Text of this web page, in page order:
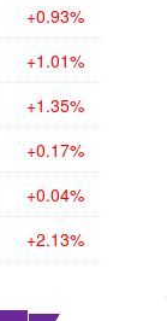
+0.93%
+1.01%
+1.35%
+0.17%
+0.04%
+2.13%